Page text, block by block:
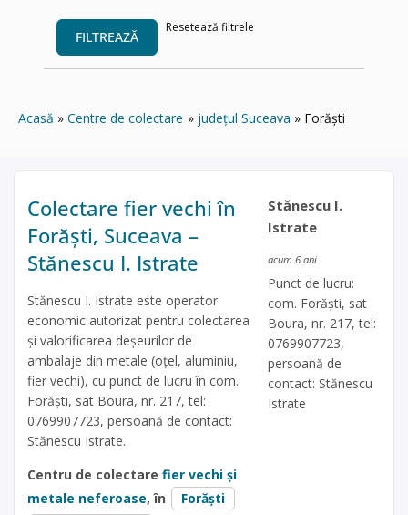
FILTREAZĂ
Resetează filtrele
Acasă Centre de colectare județul Suceava Forăști
Colectare fier vechi în
Forăști, Suceava –
Stănescu I. Istrate
Stănescu I. Istrate este operator
economic autorizat pentru colectarea
și valorificarea deșeurilor de
ambalaje din metale (oțel, aluminiu,
fier vechi), cu punct de lucru în com.
Forăști, sat Boura, nr. 217, tel:
0769907723, persoană de contact:
Stănescu Istrate.
Centru de colectare fier vechi și
metale neferoase, în
Forăști
Stănescu I.
Istrate
acum 6 ani
Punct de lucru:
com. Forăști, sat
Boura, nr. 217, tel:
0769907723,
persoană de
contact: Stănescu
Istrate